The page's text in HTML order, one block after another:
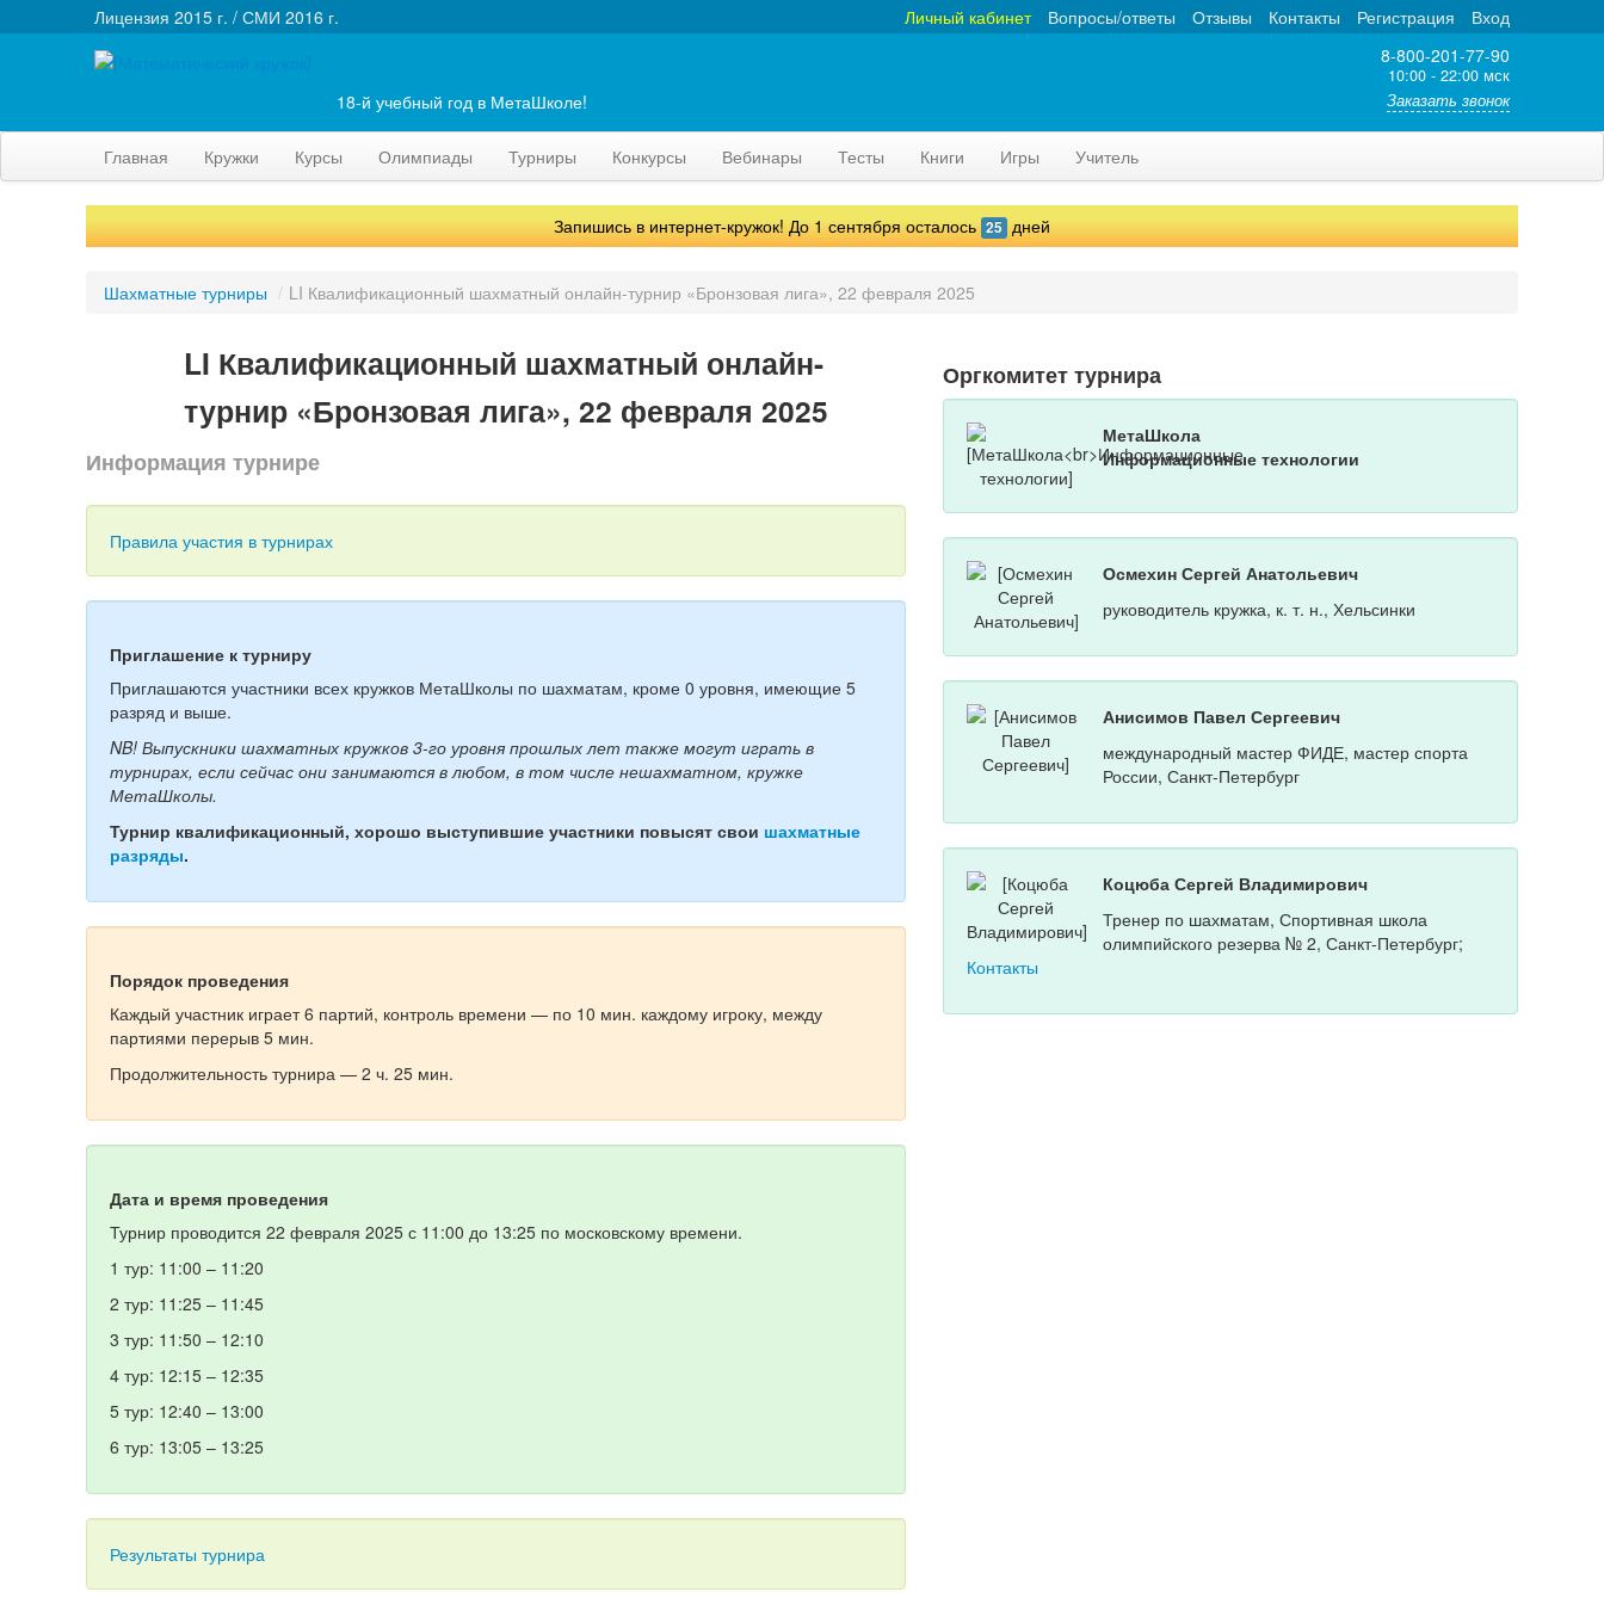
Лицензия 2015 г. / СМИ 2016 г. Вход
Регистрация
Контакты
Отзывы
Вопросы/ответы
Личный кабинет
8-800-201-77-90
10:00 - 22:00 мск
Заказать звонок
18-й учебный год в МетаШколе!
Главная Кружки Курсы Олимпиады Турниры Конкурсы Вебинары Тесты Книги Игры Учитель
Запишись в интернет-кружок! До 1 сентября осталось 25 дней
Шахматные турниры / LI Квалификационный шахматный онлайн-турнир «Бронзовая лига», 22 февраля 2025
LI Квалификационный шахматный онлайн-
турнир «Бронзовая лига», 22 февраля 2025
Информация турнире
Правила участия в турнирах
Приглашение к турниру
Приглашаются участники всех кружков МетаШколы по шахматам, кроме 0 уровня, имеющие 5
разряд и выше.
NB! Выпускники шахматных кружков 3-го уровня прошлых лет также могут играть в
турнирах, если сейчас они занимаются в любом, в том числе нешахматном, кружке
МетаШколы.
Турнир квалификационный, хорошо выступившие участники повысят свои шахматные
разряды.
Порядок проведения
Каждый участник играет 6 партий, контроль времени — по 10 мин. каждому игроку, между
партиями перерыв 5 мин.
Продолжительность турнира — 2 ч. 25 мин.
Дата и время проведения
Турнир проводится 22 февраля 2025 с 11:00 до 13:25 по московскому времени.
1 тур: 11:00 – 11:20
2 тур: 11:25 – 11:45
3 тур: 11:50 – 12:10
4 тур: 12:15 – 12:35
5 тур: 12:40 – 13:00
6 тур: 13:05 – 13:25
Результаты турнира
Оргкомитет турнира
МетаШкола
Информационные технологии
Осмехин Сергей Анатольевич
руководитель кружка, к. т. н., Хельсинки
Анисимов Павел Сергеевич
международный мастер ФИДЕ, мастер спорта
России, Санкт-Петербург
Коцюба Сергей Владимирович
Тренер по шахматам, Спортивная школа
олимпийского резерва № 2, Санкт-Петербург;
Контакты